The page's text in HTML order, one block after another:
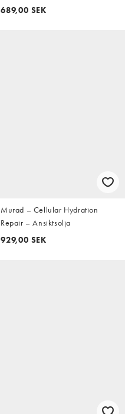
Kroppsspray 180 ml
689,00 SEK
Murad – Cellular Hydration
Repair – Ansiktsolja
929,00 SEK